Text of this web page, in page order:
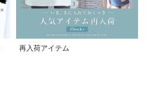
再入荷アイテム